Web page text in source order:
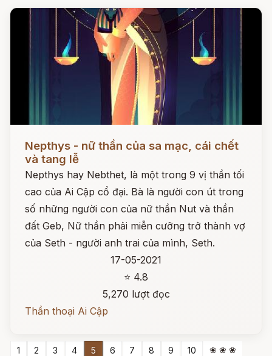
Nepthys - nữ thần của sa mạc, cái chết
và tang lễ
Nepthys hay Nebthet, là một trong 9 vị thần tối
cao của Ai Cập cổ đại. Bà là người con út trong
số những người con của nữ thần Nut và thần
đất Geb, Nữ thần phải miễn cưỡng trở thành vợ
của Seth - người anh trai của mình, Seth.
17-05-2021
⭐ 4.8
5,270 lượt đọc
Thần thoại Ai Cập
1 2 3 4 5 6 7 8 9 10
❀ ❀ ❀